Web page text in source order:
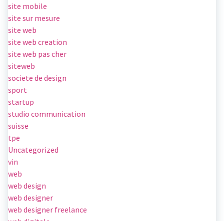
site mobile
site sur mesure
site web
site web creation
site web pas cher
siteweb
societe de design
sport
startup
studio communication
suisse
tpe
Uncategorized
vin
web
web design
web designer
web designer freelance